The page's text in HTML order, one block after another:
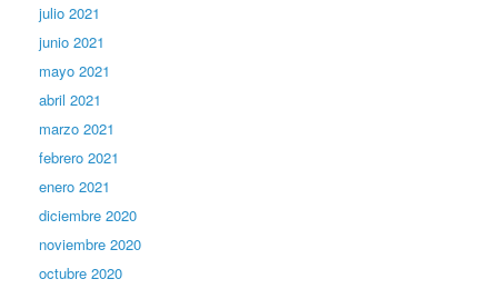
julio 2021
junio 2021
mayo 2021
abril 2021
marzo 2021
febrero 2021
enero 2021
diciembre 2020
noviembre 2020
octubre 2020